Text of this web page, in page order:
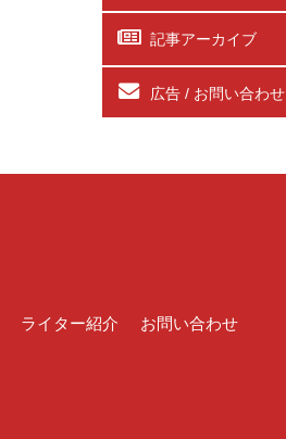
記事アーカイブ
広告 / お問い合わせ
ライター紹介 お問い合わせ